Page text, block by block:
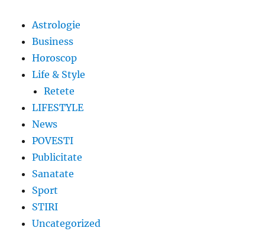
Astrologie
Business
Horoscop
Life & Style
Retete
LIFESTYLE
News
POVESTI
Publicitate
Sanatate
Sport
STIRI
Uncategorized